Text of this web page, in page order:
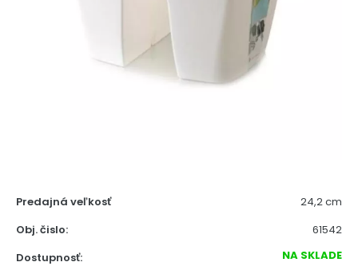
Predajná veľkosť
24,2 cm
Obj. čislo:
61542
Dostupnosť:
NA SKLADE